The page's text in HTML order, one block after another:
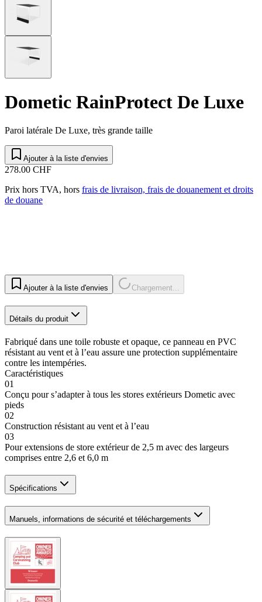
Dometic RainProtect De Luxe
Paroi latérale De Luxe, très grande taille
Ajouter à la liste d'envies
278.00 CHF
Prix hors TVA, hors frais de livraison, frais de douanement et droits
de douane
Ajouter à la liste d'envies Chargement...
Détails du produit
Fabriqué dans une toile robuste et opaque, ce panneau en PVC
résistant au vent et à l’eau assure une protection supplémentaire
contre les intempéries.
Caractéristiques
01
Conçu pour s’adapter à tous les stores extérieurs Dometic avec
pieds
02
Construction résistant au vent et à l’eau
03
Pour extensions de store extérieur de 2,5 m avec des largeurs
comprises entre 2,6 et 6,0 m
Spécifications
Manuels, informations de sécurité et téléchargements